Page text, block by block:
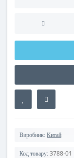
Виробник: Китай
Код товару: 3788-01